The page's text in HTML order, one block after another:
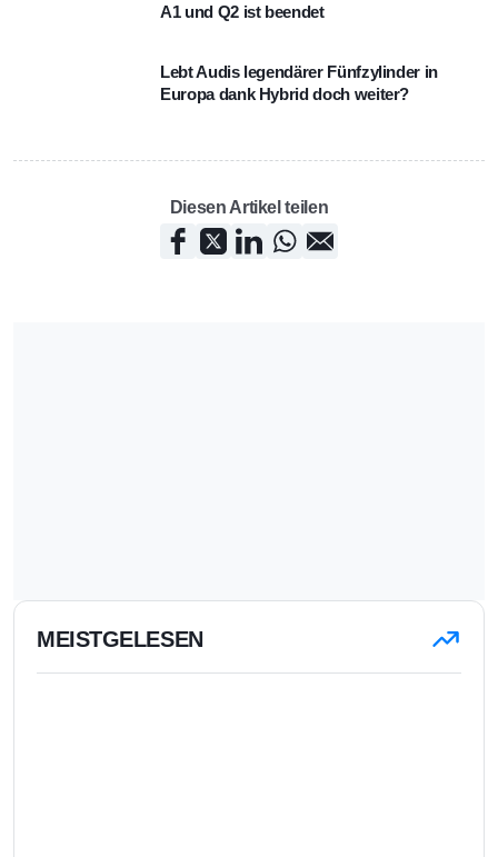
A1 und Q2 ist beendet
Lebt Audis legendärer Fünfzylinder in
Europa dank Hybrid doch weiter?
Diesen Artikel teilen
MEISTGELESEN